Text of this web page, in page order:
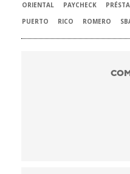
ORIENTAL
PAYCHECK
PUERTO
RICO ROMERO